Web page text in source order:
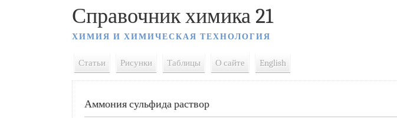
Справочник химика 21
ХИМИЯ И ХИМИЧЕСКАЯ ТЕХНОЛОГИЯ
Статьи Рисунки Таблицы О сайте English
Аммония сульфида раствор